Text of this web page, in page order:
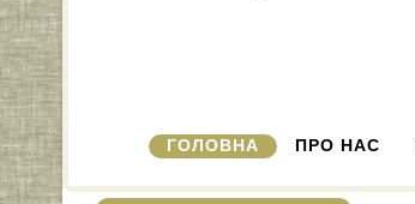
ГОЛОВНА ПРО НАС